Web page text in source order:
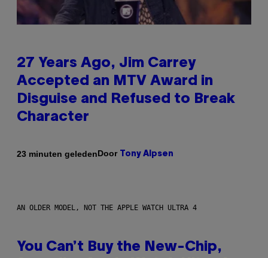
27 Years Ago, Jim Carrey
Accepted an MTV Award in
Disguise and Refused to Break
Character
23 minuten geledenDoor Tony Alpsen
AN OLDER MODEL, NOT THE APPLE WATCH ULTRA 4
You Can’t Buy the New-Chip,